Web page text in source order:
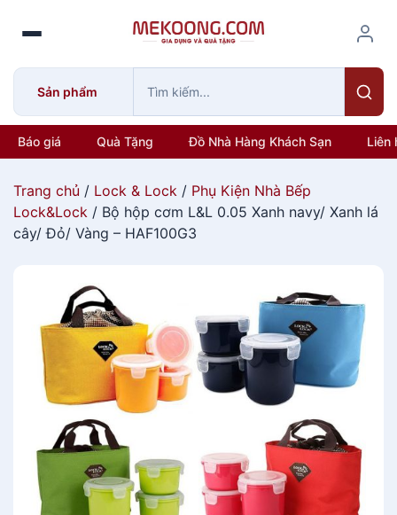
o
Sản phẩm
Báo giá Quà Tặng Đồ Nhà Hàng Khách Sạn Liên
Trang chủ / Lock & Lock / Phụ Kiện Nhà Bếp
Lock&Lock / Bộ hộp cơm L&L 0.05 Xanh navy/ Xanh lá
cây/ Đỏ/ Vàng – HAF100G3